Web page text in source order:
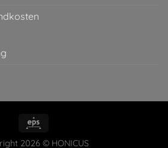
2026 © HONICUS